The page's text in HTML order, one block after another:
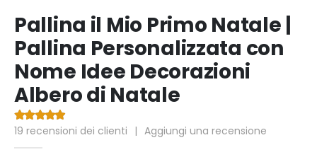
Pallina il Mio Primo Natale |
Pallina Personalizzata con
Nome Idee Decorazioni
Albero di Natale
4.58Di 5
19 recensioni dei clienti | Aggiungi una recensione